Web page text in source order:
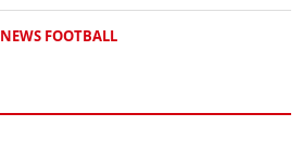
NEWS FOOTBALL